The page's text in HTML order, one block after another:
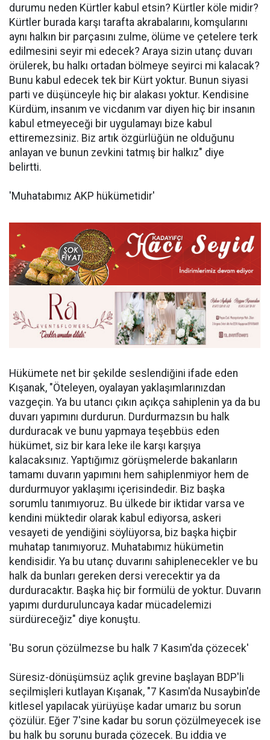
durumu neden Kürtler kabul etsin? Kürtler köle midir?
Kürtler burada karşı tarafta akrabalarını, komşularını
aynı halkın bir parçasını zulme, ölüme ve çetelere terk
edilmesini seyir mi edecek? Araya sizin utanç duvarı
örülerek, bu halkı ortadan bölmeye seyirci mi kalacak?
Bunu kabul edecek tek bir Kürt yoktur. Bunun siyasi
parti ve düşünceyle hiç bir alakası yoktur. Kendisine
Kürdüm, insanım ve vicdanım var diyen hiç bir insanın
kabul etmeyeceği bir uygulamayı bize kabul
ettiremezsiniz. Biz artık özgürlüğün ne olduğunu
anlayan ve bunun zevkini tatmış bir halkız" diye
belirtti.
'Muhatabımız AKP hükümetidir'
Hükümete net bir şekilde seslendiğini ifade eden
Kışanak, "Öteleyen, oyalayan yaklaşımlarınızdan
vazgeçin. Ya bu utancı çıkın açıkça sahiplenin ya da bu
duvarı yapımını durdurun. Durdurmazsın bu halk
durduracak ve bunu yapmaya teşebbüs eden
hükümet, siz bir kara leke ile karşı karşıya
kalacaksınız. Yaptığımız görüşmelerde bakanların
tamamı duvarın yapımını hem sahiplenmiyor hem de
durdurmuyor yaklaşımı içerisindedir. Biz başka
sorumlu tanımıyoruz. Bu ülkede bir iktidar varsa ve
kendini müktedir olarak kabul ediyorsa, askeri
vesayeti de yendiğini söylüyorsa, biz başka hiçbir
muhatap tanımıyoruz. Muhatabımız hükümetin
kendisidir. Ya bu utanç duvarını sahiplenecekler ve bu
halk da bunları gereken dersi verecektir ya da
durduracaktır. Başka hiç bir formülü de yoktur. Duvarın
yapımı durduruluncaya kadar mücadelemizi
sürdüreceğiz" diye konuştu.
'Bu sorun çözülmezse bu halk 7 Kasım'da çözecek'
Süresiz-dönüşümsüz açlık grevine başlayan BDP'li
seçilmişleri kutlayan Kışanak, "7 Kasım'da Nusaybin'de
kitlesel yapılacak yürüyüşe kadar umarız bu sorun
çözülür. Eğer 7'sine kadar bu sorun çözülmeyecek ise
bu halk bu sorunu burada çözecek. Bu iddia ve